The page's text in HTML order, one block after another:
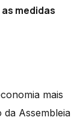
medidas
mais
Assembleia